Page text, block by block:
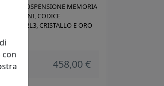
A SOSPENSIONE MEMORIA
MOROSINI, CODICE
CRISTALLO E ORO
458,00 €
con